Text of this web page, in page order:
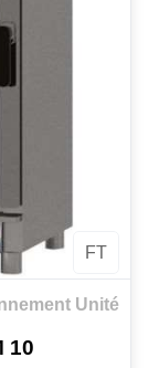
FT
Unité
10